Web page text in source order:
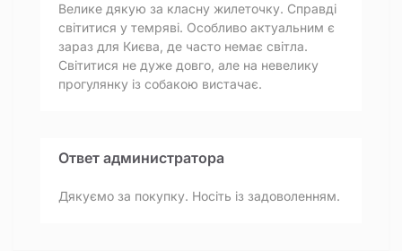
Велике дякую за класну жилеточку. Справді
світитися у темряві. Особливо актуальним є
зараз для Києва, де часто немає світла.
Світитися не дуже довго, але на невелику
прогулянку із собакою вистачає.
Ответ администратора
Дякуємо за покупку. Носіть із задоволенням.